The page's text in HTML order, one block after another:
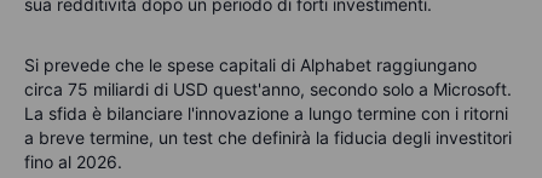
sua redditività dopo un periodo di forti investimenti.
Si prevede che le spese capitali di Alphabet raggiungano
circa 75 miliardi di USD quest'anno, secondo solo a Microsoft.
La sfida è bilanciare l'innovazione a lungo termine con i ritorni
a breve termine, un test che definirà la fiducia degli investitori
fino al 2026.